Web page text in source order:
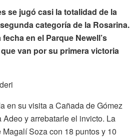
se jugó casi la totalidad de la
categoría de la Rosarina.
en el Parque Newell’s
van por su primera victoria
en su visita a Cañada de Gómez
Adeo y arrebatarle el invicto. La
Soza con 18 puntos y 10